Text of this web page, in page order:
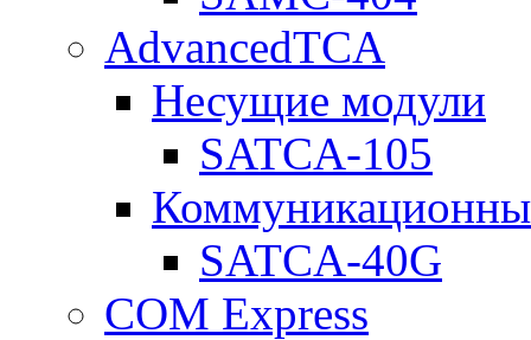
AdvancedTCA
Несущие модули
SATCA-105
SATCA-40G
COM Express